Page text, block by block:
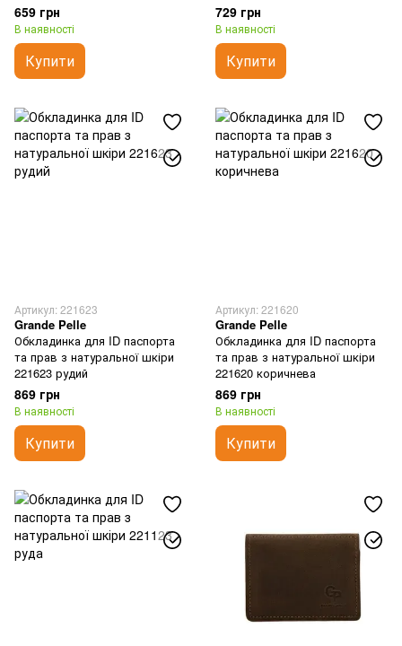
659 грн
В наявності
Купити
729 грн
В наявності
Купити
Артикул: 221623
Grande Pelle
Обкладинка для ID паспорта
та прав з натуральної шкіри
221623 рудий
869 грн
В наявності
Купити
Артикул: 221620
Grande Pelle
Обкладинка для ID паспорта
та прав з натуральної шкіри
221620 коричнева
869 грн
В наявності
Купити